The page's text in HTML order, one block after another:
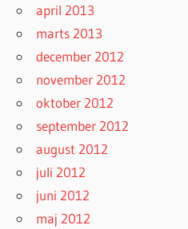
april 2013
marts 2013
december 2012
november 2012
oktober 2012
september 2012
august 2012
juli 2012
juni 2012
maj 2012